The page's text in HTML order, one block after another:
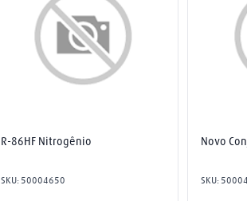
R-86HF Nitrogênio
SKU: 50004650
Novo
SKU: